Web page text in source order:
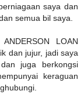
saya dan
semua bil saya.
LOAN
dan jujur, jadi saya
juga berkongsi
keraguan